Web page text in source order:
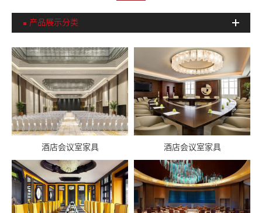
产品展示分类
浴室
公区
大堂
餐厅/酒吧
会议室
酒店会议室家具 酒店会议室家具